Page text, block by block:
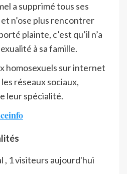
a supprimé tous ses
n’ose plus rencontrer
plainte, c’est qu’il n’a
à sa famille.
homosexuels sur internet
réseaux sociaux,
leur spécialité.
, 1 visiteurs aujourd'hui